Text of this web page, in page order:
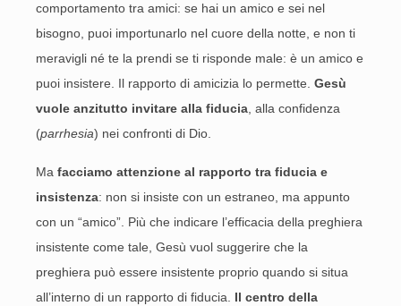
comportamento tra amici: se hai un amico e sei nel
bisogno, puoi importunarlo nel cuore della notte, e non ti
meravigli né te la prendi se ti risponde male: è un amico e
puoi insistere. Il rapporto di amicizia lo permette. Gesù
vuole anzitutto invitare alla fiducia , alla confidenza
(parrhesia) nei confronti di Dio.
Ma facciamo attenzione al rapporto tra fiducia e
insistenza: non si insiste con un estraneo, ma appunto
con un “amico”. Più che indicare l’efficacia della preghiera
insistente come tale, Gesù vuol suggerire che la
preghiera può essere insistente proprio quando si situa
all’interno di un rapporto di fiducia. Il centro della